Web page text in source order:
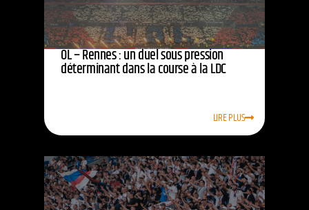
OL – Rennes : un duel sous pression
déterminant dans la course à la LDC
LIRE PLUS